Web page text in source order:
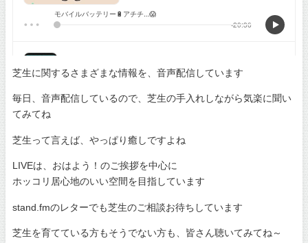
芝生に関するさまざまな情報を、音声配信しています
毎日、音声配信しているので、芝生の手入れしながら気楽に聞い
てみてね
芝生って言えば、やっぱり癒しですよね
LIVEは、おはよう！のご挨拶を中心に
ホッコリ居心地のいい空間を目指しています
stand.fmのレターでも芝生のご相談お待ちしています
芝生を育てている方もそうでない方も、皆さん聴いてみてね～